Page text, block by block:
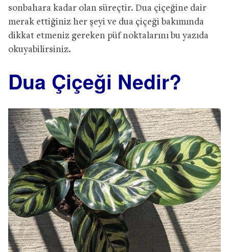
sonbahara kadar olan süreçtir. Dua çiçeğine dair
merak ettiğiniz her şeyi ve dua çiçeği bakımında
dikkat etmeniz gereken püf noktalarını bu yazıda
okuyabilirsiniz.
Dua Çiçeği Nedir?